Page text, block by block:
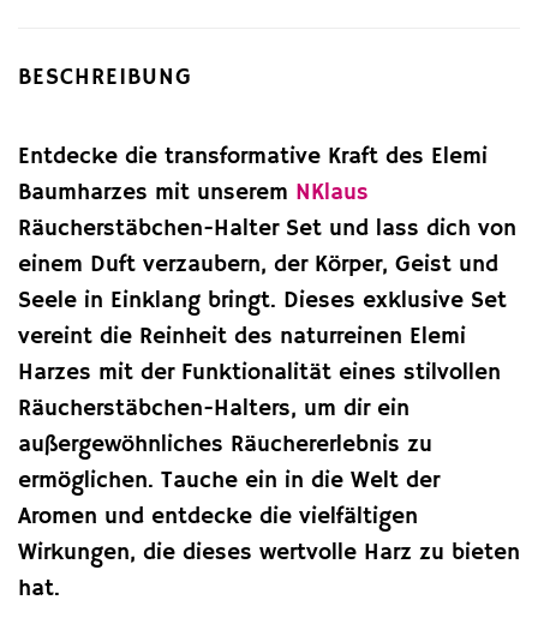
BESCHREIBUNG
Entdecke die transformative Kraft des Elemi
Baumharzes mit unserem NKlaus
Räucherstäbchen-Halter Set und lass dich von
einem Duft verzaubern, der Körper, Geist und
Seele in Einklang bringt. Dieses exklusive Set
vereint die Reinheit des naturreinen Elemi
Harzes mit der Funktionalität eines stilvollen
Räucherstäbchen-Halters, um dir ein
außergewöhnliches Räuchererlebnis zu
ermöglichen. Tauche ein in die Welt der
Aromen und entdecke die vielfältigen
Wirkungen, die dieses wertvolle Harz zu bieten
hat.